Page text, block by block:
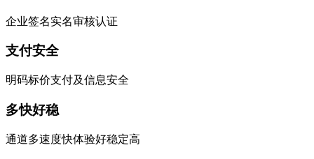
企业签名实名审核认证
支付安全
明码标价支付及信息安全
多快好稳
通道多速度快体验好稳定高